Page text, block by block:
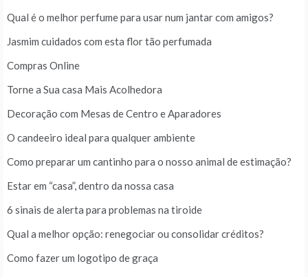
Qual é o melhor perfume para usar num jantar com amigos?
Jasmim cuidados com esta flor tão perfumada
Compras Online
Torne a Sua casa Mais Acolhedora
Decoração com Mesas de Centro e Aparadores
O candeeiro ideal para qualquer ambiente
Como preparar um cantinho para o nosso animal de estimação?
Estar em “casa”, dentro da nossa casa
6 sinais de alerta para problemas na tiroide
Qual a melhor opção: renegociar ou consolidar créditos?
Como fazer um logotipo de graça